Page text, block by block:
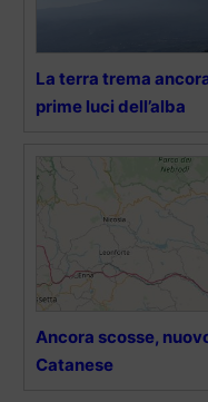
La terra trema
prime luci dell’alba
Ancora scosse,
Catanese